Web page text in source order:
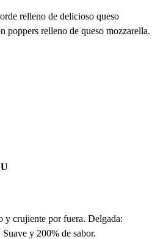
relleno de delicioso queso
poppers relleno de queso mozzarella.
y crujiente por fuera. Delgada:
y 200% de sabor.